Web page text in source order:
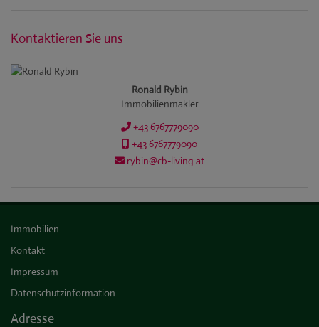
Kontaktieren Sie uns
Ronald Rybin
Immobilienmakler
+43 6767779090
+43 6767779090
rybin@cb-living.at
Immobilien
Kontakt
Impressum
Datenschutzinformation
Adresse